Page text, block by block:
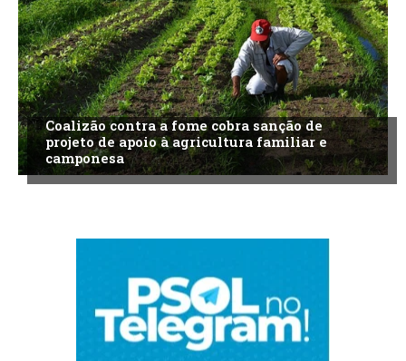
Coalizão contra a fome cobra sanção de
projeto de apoio à agricultura familiar e
camponesa